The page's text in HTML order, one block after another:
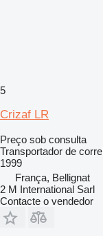
5
Crizaf LR
Preço sob consulta
Transportador de
1999
França, Bellignat
2 M International Sarl
Contacte o vendedor